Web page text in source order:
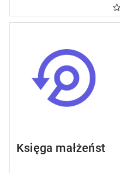
Księga małżeństw